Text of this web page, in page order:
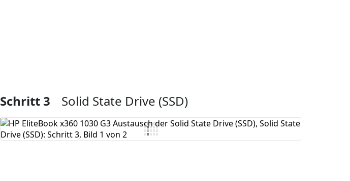
Schritt 3 Solid State Drive (SSD)